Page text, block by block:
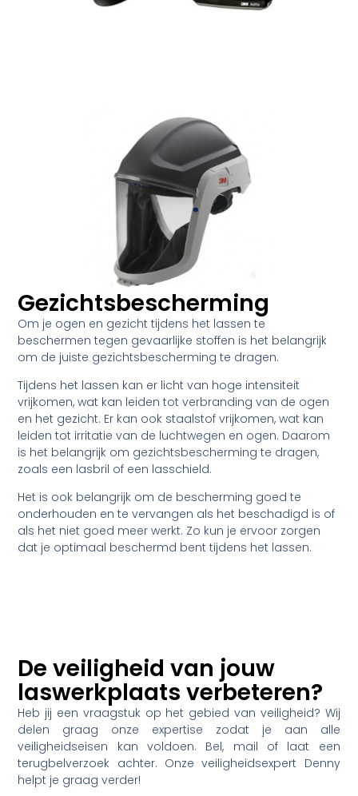
Gezichtsbescherming
Om je ogen en gezicht tijdens het lassen te
beschermen tegen gevaarlijke stoffen is het belangrijk
om de juiste gezichtsbescherming te dragen.
Tijdens het lassen kan er licht van hoge intensiteit
vrijkomen, wat kan leiden tot verbranding van de ogen
en het gezicht. Er kan ook staalstof vrijkomen, wat kan
leiden tot irritatie van de luchtwegen en ogen. Daarom
is het belangrijk om gezichtsbescherming te dragen,
zoals een lasbril of een lasschield.
Het is ook belangrijk om de bescherming goed te
onderhouden en te vervangen als het beschadigd is of
als het niet goed meer werkt. Zo kun je ervoor zorgen
dat je optimaal beschermd bent tijdens het lassen.
De veiligheid van jouw
laswerkplaats verbeteren?
Heb jij een vraagstuk op het gebied van veiligheid? Wij
delen graag onze expertise zodat je aan alle
veiligheidseisen kan voldoen. Bel, mail of laat een
terugbelverzoek achter. Onze veiligheidsexpert Denny
helpt je graag verder!